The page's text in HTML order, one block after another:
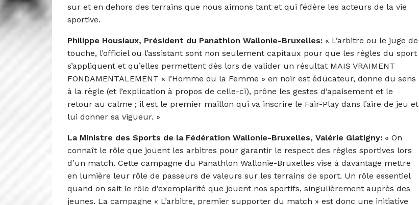
sur et en dehors des terrains que nous aimons tant et qui fédère les acteurs de la vie
sportive.
Philippe Housiaux, Président du Panathlon Wallonie-Bruxelles: « L’arbitre ou le juge de
touche, l’officiel ou l’assistant sont non seulement capitaux pour que les règles du sport
s’appliquent et qu’elles permettent dès lors de valider un résultat MAIS VRAIMENT
FONDAMENTALEMENT « l’Homme ou la Femme » en noir est éducateur, donne du sens
à la règle (et l’explication à propos de celle-ci), prône les gestes d’apaisement et le
retour au calme ; il est le premier maillon qui va inscrire le Fair-Play dans l’aire de jeu et
lui donner sa vigueur. »
La Ministre des Sports de la Fédération Wallonie-Bruxelles, Valérie Glatigny: « On
connaît le rôle que jouent les arbitres pour garantir le respect des règles sportives lors
d’un match. Cette campagne du Panathlon Wallonie-Bruxelles vise à davantage mettre
en lumière leur rôle de passeurs de valeurs sur les terrains de sport. Un rôle essentiel
quand on sait le rôle d’exemplarité que jouent nos sportifs, singulièrement auprès des
jeunes. La campagne « L’arbitre, premier supporter du match » est donc une initiative